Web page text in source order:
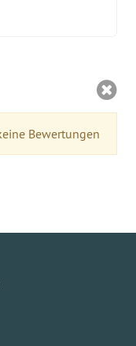
Bewertungen